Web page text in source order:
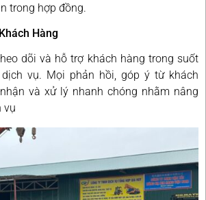
trong hợp đồng.
Hàng
dõi và hỗ trợ khách hàng trong suốt
vụ. Mọi phản hồi, góp ý từ khách
và xử lý nhanh chóng nhằm nâng
vụ